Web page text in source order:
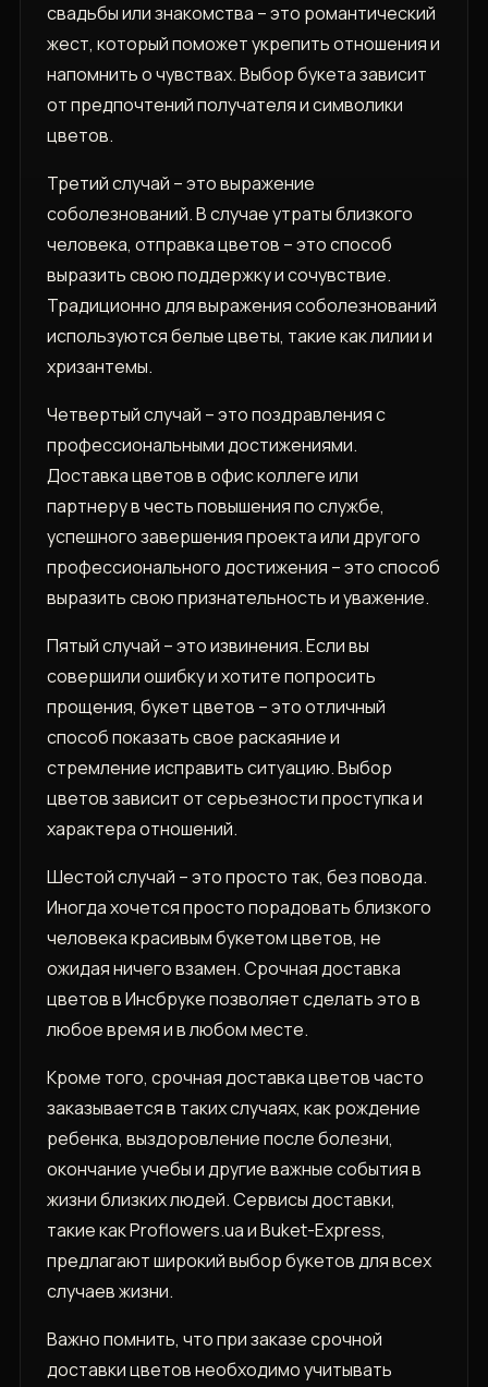
свадьбы или знакомства – это романтический
жест, который поможет укрепить отношения и
напомнить о чувствах. Выбор букета зависит
от предпочтений получателя и символики
цветов.
Третий случай – это выражение
соболезнований. В случае утраты близкого
человека, отправка цветов – это способ
выразить свою поддержку и сочувствие.
Традиционно для выражения соболезнований
используются белые цветы, такие как лилии и
хризантемы.
Четвертый случай – это поздравления с
профессиональными достижениями.
Доставка цветов в офис коллеге или
партнеру в честь повышения по службе,
успешного завершения проекта или другого
профессионального достижения – это способ
выразить свою признательность и уважение.
Пятый случай – это извинения. Если вы
совершили ошибку и хотите попросить
прощения, букет цветов – это отличный
способ показать свое раскаяние и
стремление исправить ситуацию. Выбор
цветов зависит от серьезности проступка и
характера отношений.
Шестой случай – это просто так, без повода.
Иногда хочется просто порадовать близкого
человека красивым букетом цветов, не
ожидая ничего взамен. Срочная доставка
цветов в Инсбруке позволяет сделать это в
любое время и в любом месте.
Кроме того, срочная доставка цветов часто
заказывается в таких случаях, как рождение
ребенка, выздоровление после болезни,
окончание учебы и другие важные события в
жизни близких людей. Сервисы доставки,
такие как Proflowers.ua и Buket-Express,
предлагают широкий выбор букетов для всех
случаев жизни.
Важно помнить, что при заказе срочной
доставки цветов необходимо учитывать